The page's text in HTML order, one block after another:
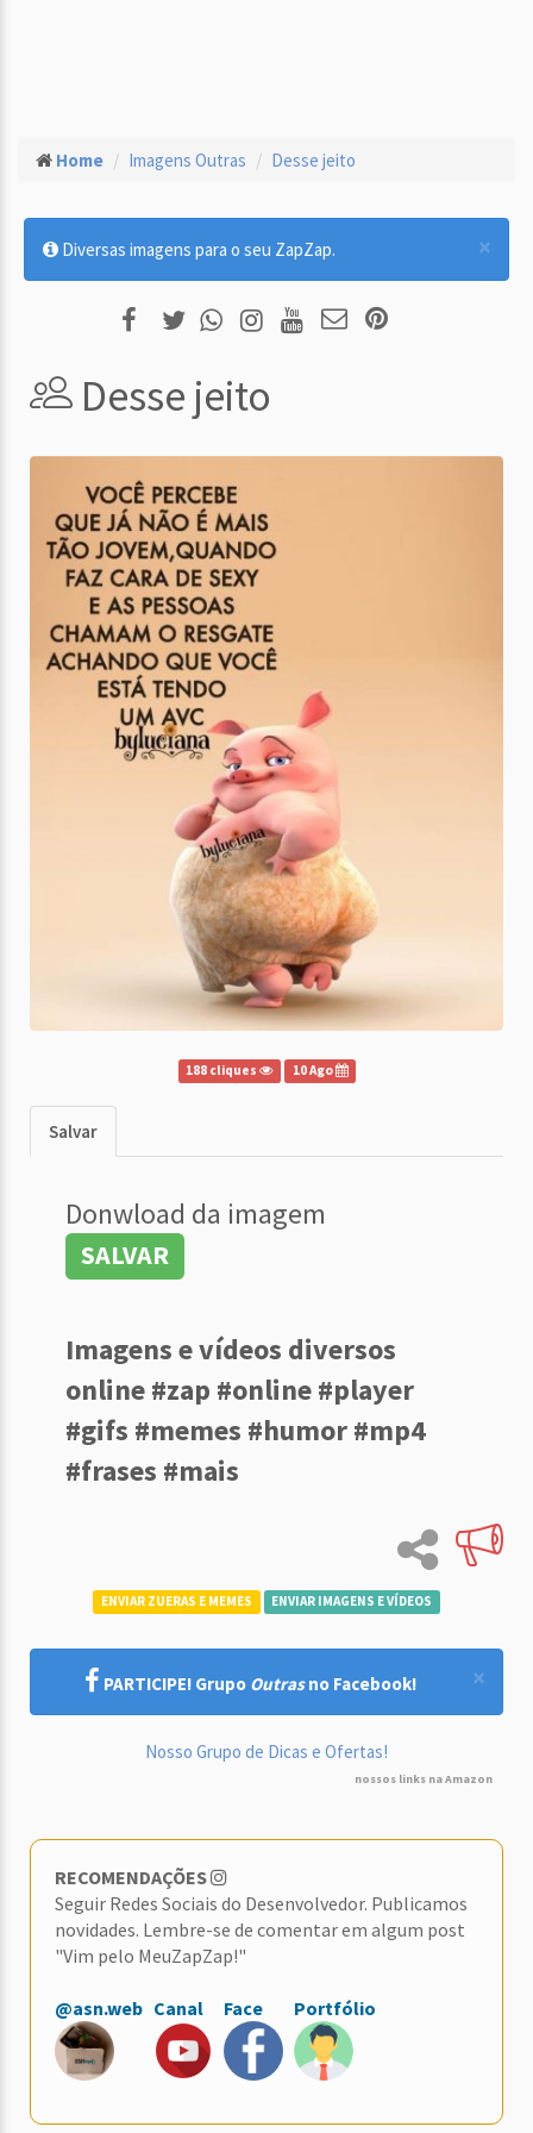
Home Imagens Outras Desse jeito
×
Diversas imagens para o seu ZapZap.
Desse jeito
188 cliques 10 Ago
Salvar
Donwload da imagem
SALVAR
Imagens e vídeos diversos
online #zap #online #player
#gifs #memes #humor #mp4
#frases #mais
ENVIAR ZUERAS E MEMES ENVIAR IMAGENS E VÍDEOS
×
PARTICIPE! Grupo Outrasno Facebook!
Nosso Grupo de Dicas e Ofertas!
nossos links na Amazon
RECOMENDAÇÕES
Seguir Redes Sociais do Desenvolvedor. Publicamos
novidades. Lembre-se de comentar em algum post
"Vim pelo MeuZapZap!"
@asn.web Canal Face Portfólio